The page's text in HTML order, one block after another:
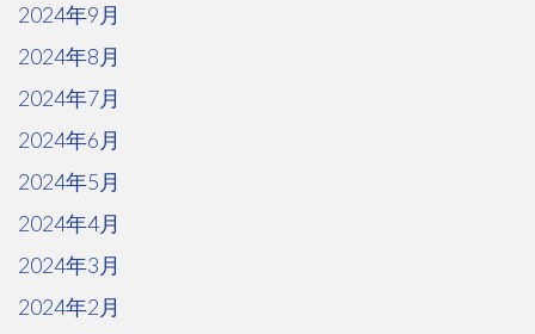
2024年9月
2024年8月
2024年7月
2024年6月
2024年5月
2024年4月
2024年3月
2024年2月